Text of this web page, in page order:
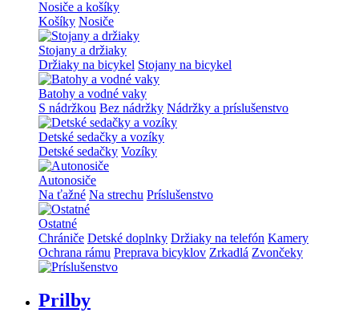
Nosiče a košíky
Košíky Nosiče
Stojany a držiaky
Držiaky na bicykel Stojany na bicykel
Batohy a vodné vaky
S nádržkou Bez nádržky Nádržky a príslušenstvo
Detské sedačky a vozíky
Detské sedačky Vozíky
Autonosiče
Na ťažné Na strechu Príslušenstvo
Ostatné
Chrániče Detské doplnky Držiaky na telefón Kamery
Ochrana rámu Preprava bicyklov Zrkadlá Zvončeky
Prilby